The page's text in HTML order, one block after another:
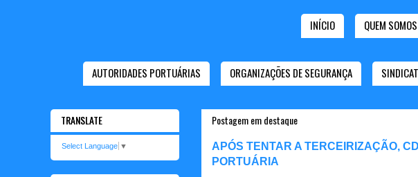
INÍCIO QUEM SOMOS
AUTORIDADES PORTUÁRIAS ORGANIZAÇÕES DE SEGURANÇA
Postagem em destaque
APÓS TENTAR A TERCEIRIZAÇÃO,
PORTUÁRIA
TRANSLATE
Select Language ▼